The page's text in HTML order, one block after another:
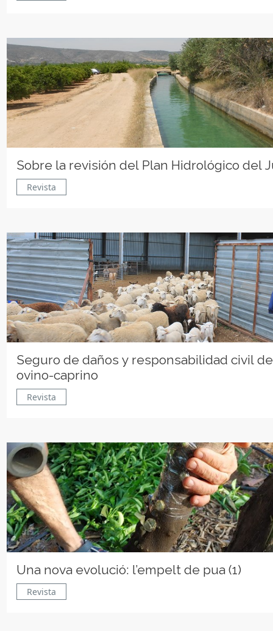
Sobre la revisión del Plan Hidrológico del
Revista
Seguro de daños y responsabilidad civil
ovino-caprino
Revista
Una nova evolució: l’empelt de pua (1)
Revista